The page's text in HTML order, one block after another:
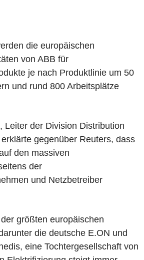
die europäischen
von ABB für
je nach Produktlinie um 50
und rund 800 Arbeitsplätze
Leiter der Division Distribution
gegenüber Reuters, dass
den massiven
der
und Netzbetreiber
größten europäischen
die deutsche E.ON und
eine Tochtergesellschaft von